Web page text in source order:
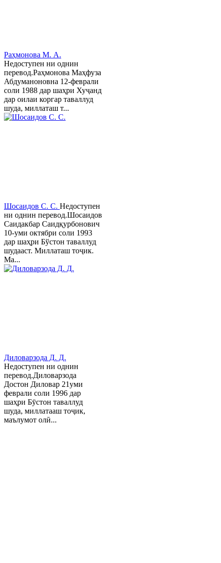
Раҳмонова М. А.
Недоступен ни однин
перевод.Раҳмонова Маҳфуза
Абдуманоновна 12-феврали
соли 1988 дар шаҳри Хуҷанд
дар оилаи коргар таваллуд
шуда, миллаташ т...
Шосаидов С. С. Недоступен
ни однин перевод.Шосаидов
Саидакбар Саидқурбонович
10-уми октябри соли 1993
дар шаҳри Бўстон таваллуд
шудааст. Миллаташ тоҷик.
Ма...
Диловарзода Д. Д.
Недоступен ни однин
перевод.Диловарзода
Достон Диловар 21уми
феврали соли 1996 дар
шаҳри Бӯстон таваллуд
шуда, миллатааш тоҷик,
маълумот олӣ...